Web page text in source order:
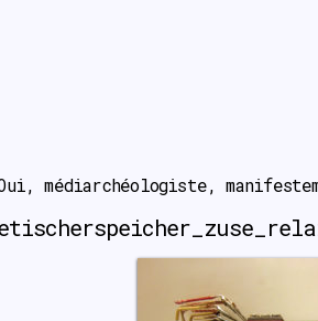
médiarchéologiste,